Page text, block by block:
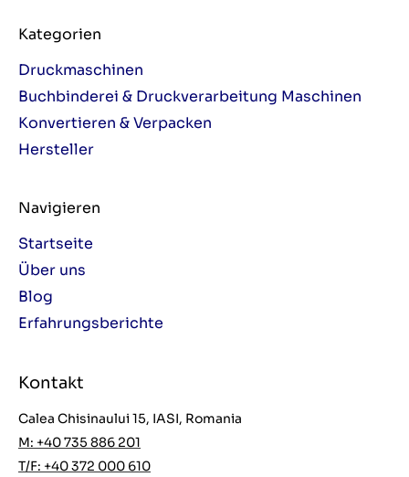
Kategorien
Druckmaschinen
Buchbinderei & Druckverarbeitung Maschinen
Konvertieren & Verpacken
Hersteller
Navigieren
Startseite
Über uns
Blog
Erfahrungsberichte
Kontakt
Calea Chisinaului 15, IASI, Romania
M: +40 735 886 201
T/F: +40 372 000 610